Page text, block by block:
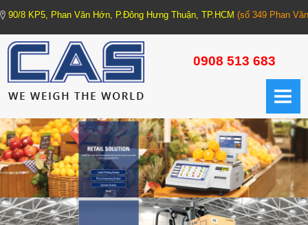
90/8 KP5, Phan Văn Hớn, P.Đông Hưng Thuận, TP.HCM (số 349 Phan
0908 513 683
TRANG CHỦ
CÂN ĐIỆN TỬ
1. CÂN XE TẢI - CÂN HỆ THỐNG (Truck Scale - Weighing Machine)
1.1. Trạm cân xe tải
1.2. Cân xe tải xách tay